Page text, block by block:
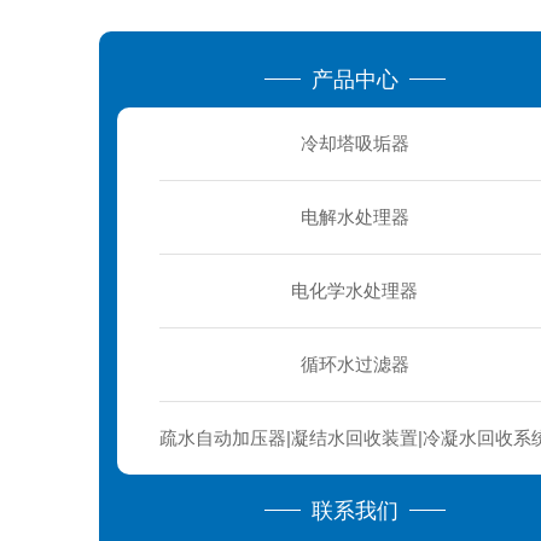
产品中心
冷却塔吸垢器
电解水处理器
电化学水处理器
循环水过滤器
疏水自动加压器|凝结水回收装置|冷凝水回收系
联系我们